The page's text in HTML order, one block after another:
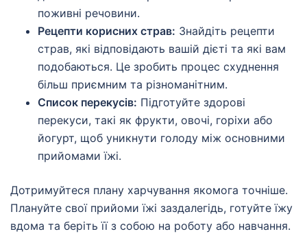
поживні речовини.
Рецепти корисних страв: Знайдіть рецепти
страв, які відповідають вашій дієті та які вам
подобаються. Це зробить процес схуднення
більш приємним та різноманітним.
Список перекусів: Підготуйте здорові
перекуси, такі як фрукти, овочі, горіхи або
йогурт, щоб уникнути голоду між основними
прийомами їжі.
Дотримуйтеся плану харчування якомога точніше.
Плануйте свої прийоми їжі заздалегідь, готуйте їжу
вдома та беріть її з собою на роботу або навчання.